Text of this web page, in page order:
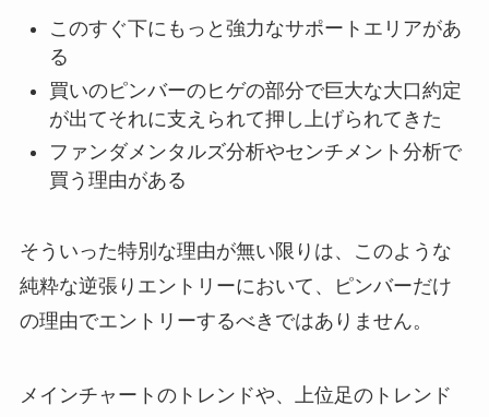
このすぐ下にもっと強力なサポートエリアがあ
る
買いのピンバーのヒゲの部分で巨大な大口約定
が出てそれに支えられて押し上げられてきた
ファンダメンタルズ分析やセンチメント分析で
買う理由がある
そういった特別な理由が無い限りは、このような
純粋な逆張りエントリーにおいて、ピンバーだけ
の理由でエントリーするべきではありません。
メインチャートのトレンドや、上位足のトレンド